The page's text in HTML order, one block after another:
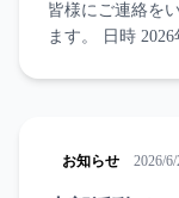
皆様にご連絡を
ます。 日時 2026
お知らせ 2026/6/